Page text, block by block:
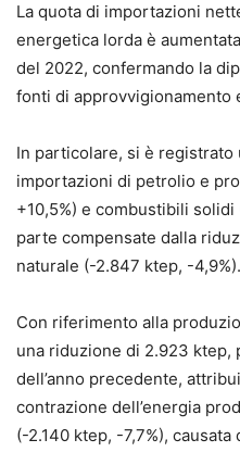
La quota di importazioni
energetica lorda è
del 2022, confermando la
fonti di approvvigionamento
In particolare, si è registrato
importazioni di petrolio e
+10,5%) e combustibili
parte compensate dalla
naturale (-2.847 ktep, -4,9%).
Con riferimento alla
una riduzione di 2.923 ktep,
dell’anno precedente,
contrazione dell’energia
(-2.140 ktep, -7,7%),